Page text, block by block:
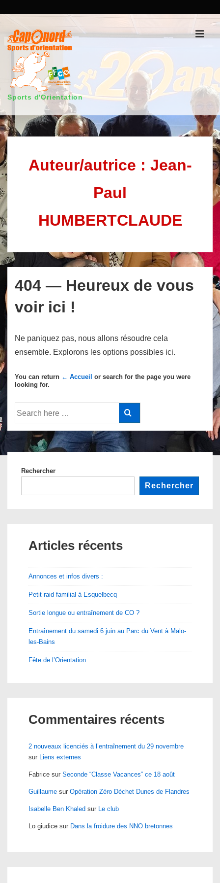
contenu
principal
Sports d'Orientation
Main
Navigation
Auteur/autrice : Jean-
Paul
HUMBERTCLAUDE
404 — Heureux de vous
voir ici !
Ne paniquez pas, nous allons résoudre cela
ensemble. Explorons les options possibles ici.
You can return ← Accueil or search for the page you were
looking for.
Recherche
pour:
Rechercher
Rechercher
Articles récents
Annonces et infos divers :
Petit raid familial à Esquelbecq
Sortie longue ou entraînement de CO ?
Entraînement du samedi 6 juin au Parc du Vent à Malo-
les-Bains
Fête de l’Orientation
Commentaires récents
2 nouveaux licenciés à l’entraînement du 29 novembre
sur Liens externes
Fabrice sur Seconde “Classe Vacances” ce 18 août
Guillaume sur Opération Zéro Déchet Dunes de Flandres
Isabelle Ben Khaled sur Le club
Lo giudice sur Dans la froidure des NNO bretonnes